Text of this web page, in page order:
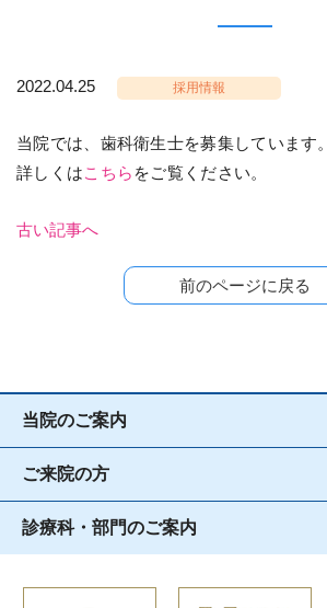
2022.04.25 採用情報
当院では、歯科衛生士を募集しています。
詳しくはこちら をご覧ください。
古い記事へ
前のページに戻る
当院のご案内
ご来院の方
診療科・部門のご案内